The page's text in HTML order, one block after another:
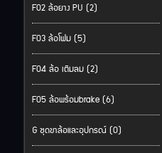
F02 ล้อยาง PU (2)
F03 ล้อโฟม (5)
F04 ล้อ เติมลม (2)
F05 ล้อพร้อมbrake (6)
G ชุดขาล้อและอุปกรณ์ (0)